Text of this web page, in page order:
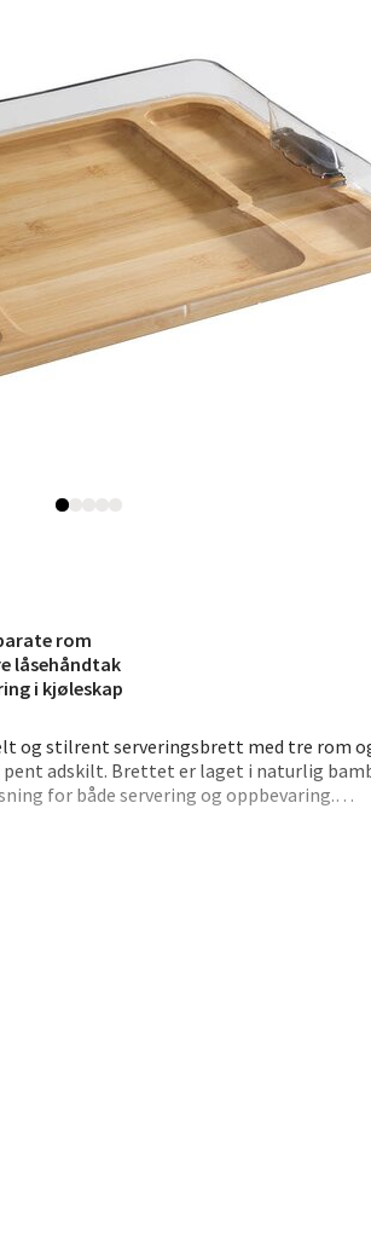
rom
låsehåndtak
i kjøleskap
og stilrent serveringsbrett med tre rom
adskilt. Brettet er laget i naturlig
for både servering og oppbevaring.
innholdet, og med låsemekanisme i
Kristiansand - Markens
Lillemarkens markensgate 25B,
Åpent i dag 09-18
0 i butikk
Oslo - Linderud
0 i butikk
Stavanger og Sandnes -
Madla